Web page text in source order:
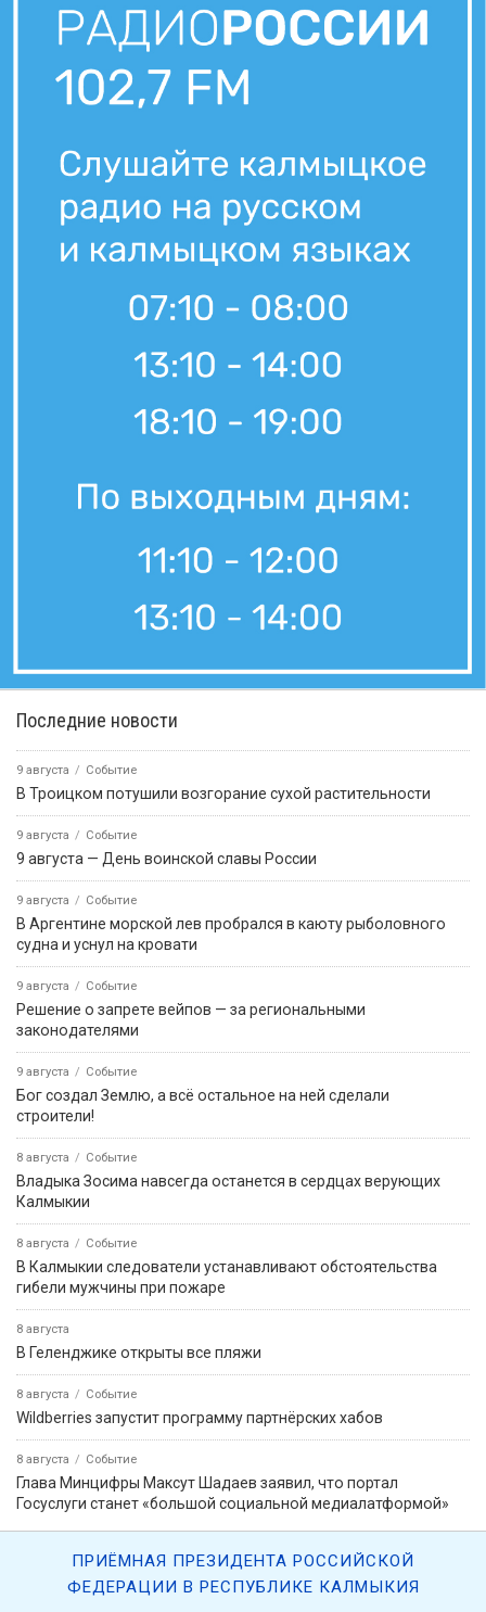
Последние новости
9 августа Событие
В Троицком потушили возгорание сухой растительности
9 августа Событие
9 августа — День воинской славы России
9 августа Событие
В Аргентине морской лев пробрался в каюту рыболовного
судна и уснул на кровати
9 августа Событие
Решение о запрете вейпов — за региональными
законодателями
9 августа Событие
Бог создал Землю, а всё остальное на ней сделали
строители!
8 августа Событие
Владыка Зосима навсегда останется в сердцах верующих
Калмыкии
8 августа Событие
В Калмыкии следователи устанавливают обстоятельства
гибели мужчины при пожаре
8 августа
В Геленджике открыты все пляжи
8 августа Событие
Wildberries запустит программу партнёрских хабов
8 августа Событие
Глава Минцифры Максут Шадаев заявил, что портал
Госуслуги станет «большой социальной медиалатформой»
ПРИЁМНАЯ ПРЕЗИДЕНТА РОССИЙСКОЙ
ФЕДЕРАЦИИ В РЕСПУБЛИКЕ КАЛМЫКИЯ